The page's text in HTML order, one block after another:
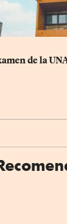
de la